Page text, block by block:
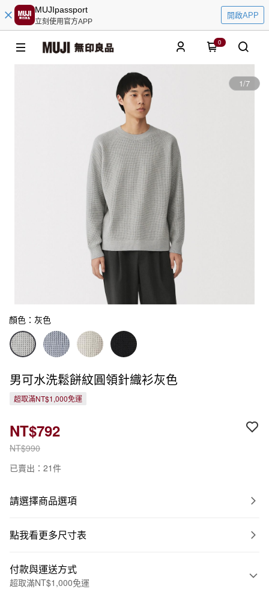
MUJIpassport
立刻使用官方APP
開啟APP
0
1/7
顏色：灰色
男可水洗鬆餅紋圓領針織衫灰色
超取滿NT$1,000免運
NT$990
NT$792
已賣出：21件
請選擇商品選項
點我看更多尺寸表
付款與運送方式
超取滿NT$1,000免運